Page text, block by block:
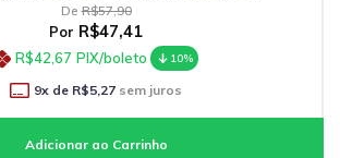
De R$57,90
Por R$47,41
R$42,67 PIX/boleto 10%
9x de R$5,27 sem juros